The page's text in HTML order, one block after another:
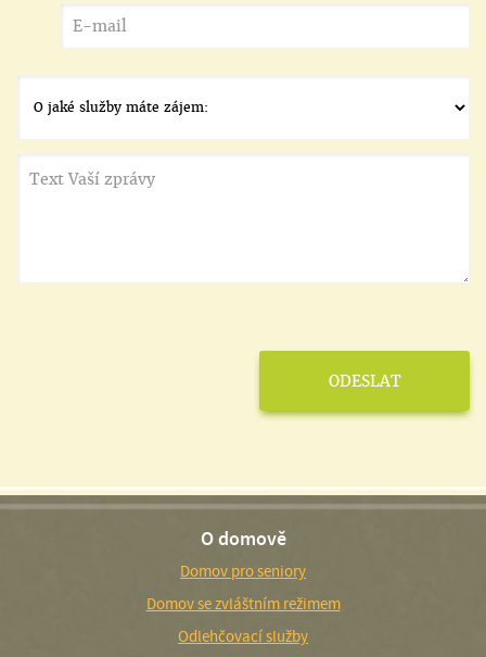
O domově
Domov pro seniory
Domov se zvláštním režimem
Odlehčovací služby